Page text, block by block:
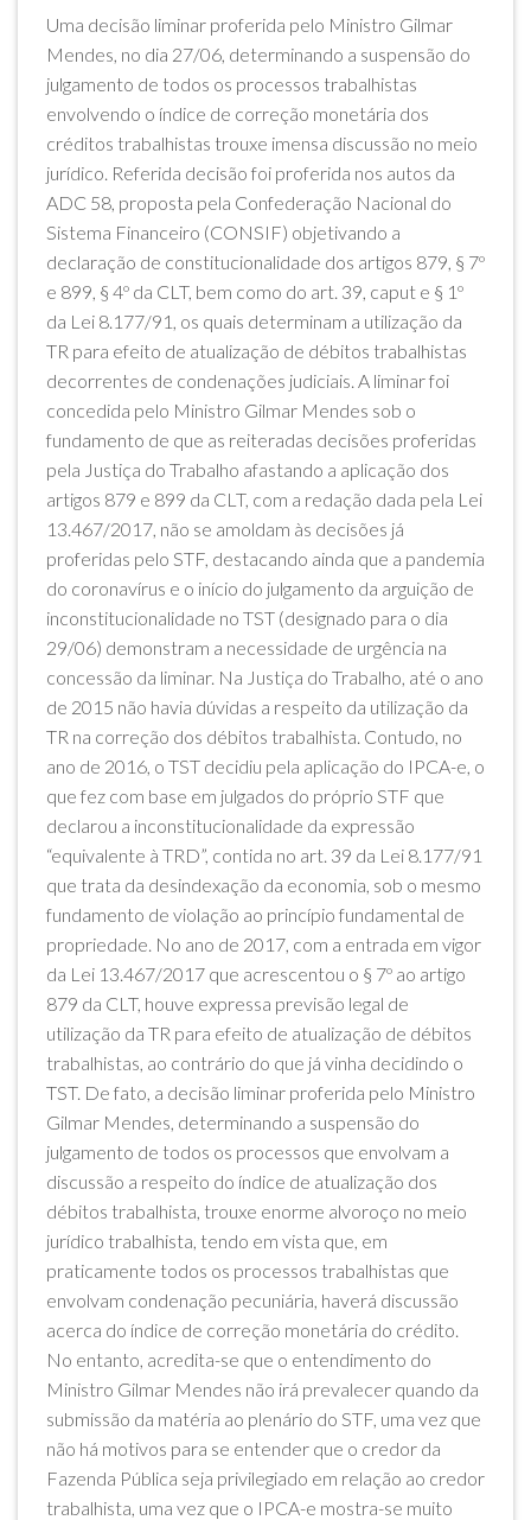
Uma decisão liminar proferida pelo Ministro Gilmar
Mendes, no dia 27/06, determinando a suspensão do
julgamento de todos os processos trabalhistas
envolvendo o índice de correção monetária dos
créditos trabalhistas trouxe imensa discussão no meio
jurídico. Referida decisão foi proferida nos autos da
ADC 58, proposta pela Confederação Nacional do
Sistema Financeiro (CONSIF) objetivando a
declaração de constitucionalidade dos artigos 879, § 7º
e 899, § 4º da CLT, bem como do art. 39, caput e § 1º
da Lei 8.177/91, os quais determinam a utilização da
TR para efeito de atualização de débitos trabalhistas
decorrentes de condenações judiciais. A liminar foi
concedida pelo Ministro Gilmar Mendes sob o
fundamento de que as reiteradas decisões proferidas
pela Justiça do Trabalho afastando a aplicação dos
artigos 879 e 899 da CLT, com a redação dada pela Lei
13.467/2017, não se amoldam às decisões já
proferidas pelo STF, destacando ainda que a pandemia
do coronavírus e o início do julgamento da arguição de
inconstitucionalidade no TST (designado para o dia
29/06) demonstram a necessidade de urgência na
concessão da liminar. Na Justiça do Trabalho, até o ano
de 2015 não havia dúvidas a respeito da utilização da
TR na correção dos débitos trabalhista. Contudo, no
ano de 2016, o TST decidiu pela aplicação do IPCA-e, o
que fez com base em julgados do próprio STF que
declarou a inconstitucionalidade da expressão
“equivalente à TRD”, contida no art. 39 da Lei 8.177/91
que trata da desindexação da economia, sob o mesmo
fundamento de violação ao princípio fundamental de
propriedade. No ano de 2017, com a entrada em vigor
da Lei 13.467/2017 que acrescentou o § 7º ao artigo
879 da CLT, houve expressa previsão legal de
utilização da TR para efeito de atualização de débitos
trabalhistas, ao contrário do que já vinha decidindo o
TST. De fato, a decisão liminar proferida pelo Ministro
Gilmar Mendes, determinando a suspensão do
julgamento de todos os processos que envolvam a
discussão a respeito do índice de atualização dos
débitos trabalhista, trouxe enorme alvoroço no meio
jurídico trabalhista, tendo em vista que, em
praticamente todos os processos trabalhistas que
envolvam condenação pecuniária, haverá discussão
acerca do índice de correção monetária do crédito.
No entanto, acredita-se que o entendimento do
Ministro Gilmar Mendes não irá prevalecer quando da
submissão da matéria ao plenário do STF, uma vez que
não há motivos para se entender que o credor da
Fazenda Pública seja privilegiado em relação ao credor
trabalhista, uma vez que o IPCA-e mostra-se muito